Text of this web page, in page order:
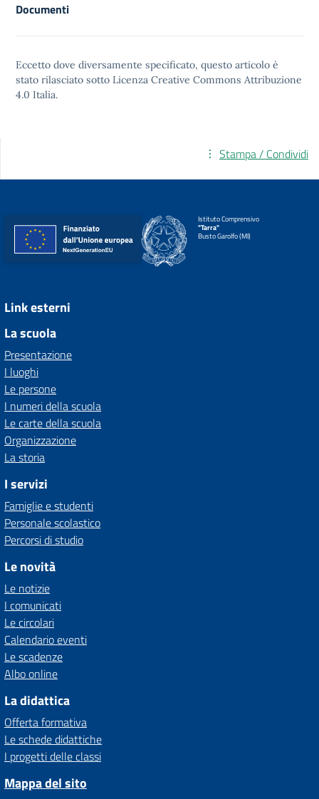
Documenti
Eccetto dove diversamente specificato, questo articolo è
stato rilasciato sotto Licenza Creative Commons Attribuzione
4.0 Italia.
Stampa / Condividi
Istituto Comprensivo
"Tarra"
Busto Garolfo (MI)
Link esterni
La scuola
Presentazione
I luoghi
Le persone
I numeri della scuola
Le carte della scuola
Organizzazione
La storia
I servizi
Famiglie e studenti
Personale scolastico
Percorsi di studio
Le novità
Le notizie
I comunicati
Le circolari
Calendario eventi
Le scadenze
Albo online
La didattica
Offerta formativa
Le schede didattiche
I progetti delle classi
Mappa del sito